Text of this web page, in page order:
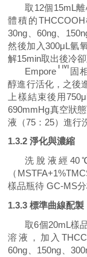
取12個15mL
體積的THCCOOH
30ng、60ng、150
然後加入300μL氫
解15min取出後冷
Empore
TM
固
醇進行活化， 之後
上樣結束後用
690mmHg真空狀
液 （75 ： 25）進行
1.3.2淨化與濃縮
洗脫液經40
（
樣品瓶待 GC-MS
1.3.3標準曲線配製
取6個20mL樣
溶液，加入
60ng、150ng、300